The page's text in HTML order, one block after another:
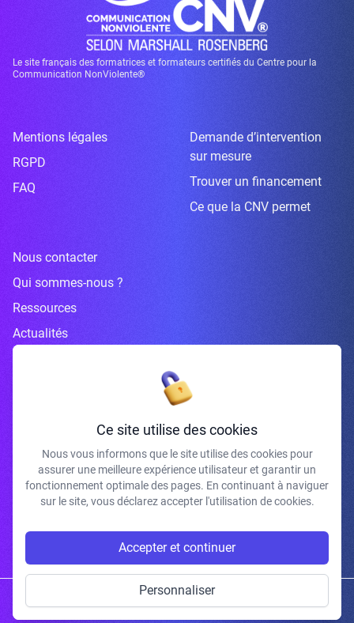
Le site français des formatrices et formateurs certifiés du Centre pour la
Communication NonViolente®
Mentions légales
RGPD
FAQ
Demande d’intervention
sur mesure
Trouver un financement
Ce que la CNV permet
Nous contacter
Qui sommes-nous ?
Ressources
Actualités
Inscrivez-vous à la newsletter
J'accepte de recevoir vos e-mails et confirme avoir pris connaissance de
votre politique de confidentialité et mentions légales.
Copyright © 2026 | Gum Studio. Tous droits réservés.
Ce site utilise des cookies
Nous vous informons que le site utilise des cookies pour
assurer une meilleure expérience utilisateur et garantir un
fonctionnement optimale des pages. En continuant à naviguer
sur le site, vous déclarez accepter l'utilisation de cookies.
Accepter et continuer
Personnaliser